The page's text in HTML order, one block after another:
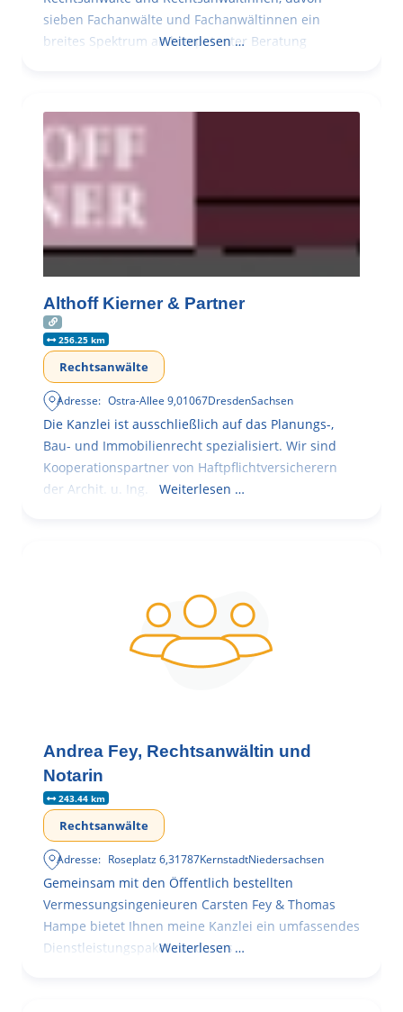
sieben Fachanwälte und Fachanwältinnen ein
breites Spektrum an kompetenter Beratung
Weiterlesen …
Althoff Kierner & Partner
256.25 km
Rechtsanwälte
Adresse: Ostra-Allee 9,01067DresdenSachsen
Die Kanzlei ist ausschließlich auf das Planungs-,
Bau- und Immobilienrecht spezialisiert. Wir sind
Kooperationspartner von Haftpflichtversicherern
der Archit. u. Ing.
Weiterlesen …
Andrea Fey, Rechtsanwältin und
Notarin
243.44 km
Rechtsanwälte
Adresse: Roseplatz 6,31787KernstadtNiedersachsen
Gemeinsam mit den Öffentlich bestellten
Vermessungsingenieuren Carsten Fey & Thomas
Hampe bietet Ihnen meine Kanzlei ein umfassendes
Dienstleistungspaket rund ums
Weiterlesen …